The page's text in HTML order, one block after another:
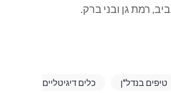
רמת גן ובני ברק.
טיפים בנדל"ן
כלים דיגיטליים